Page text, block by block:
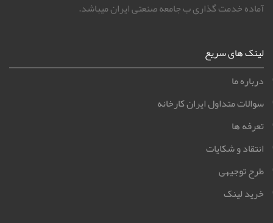
آماده خدمت گذاری ب جامعه صنعتی ایران میباشد.
لینک های سریع
درباره ما
سوالات متداول ایران کارخانه
تعرفه ها
انتقاد و شکایات
طرح توجیهی
خرید لینک